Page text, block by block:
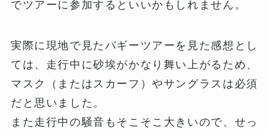
でツアーに参加するといいかもしれません。
実際に現地で見たバギーツアーを見た感想とし
ては、走行中に砂埃がかなり舞い上がるため、
マスク（またはスカーフ）やサングラスは必須
だと思いました。
また走行中の騒音もそこそこ大きいので、せっ